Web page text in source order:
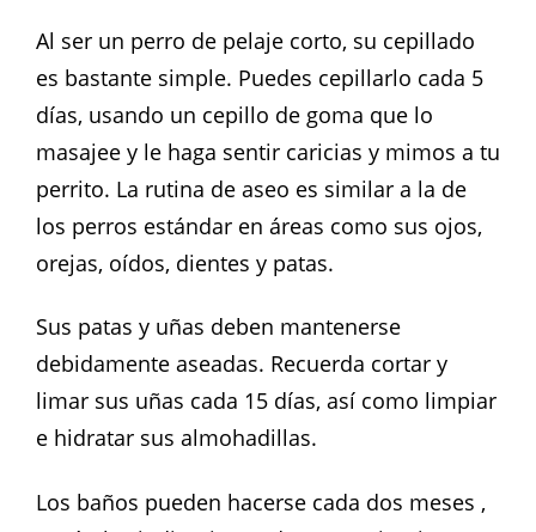
Al ser un perro de pelaje corto, su cepillado
es bastante simple. Puedes cepillarlo cada 5
días, usando un cepillo de goma que lo
masajee y le haga sentir caricias y mimos a tu
perrito. La rutina de aseo es similar a la de
los perros estándar en áreas como sus ojos,
orejas, oídos, dientes y patas.
Sus patas y uñas deben mantenerse
debidamente aseadas. Recuerda cortar y
limar sus uñas cada 15 días, así como limpiar
e hidratar sus almohadillas.
Los baños pueden hacerse cada dos meses ,